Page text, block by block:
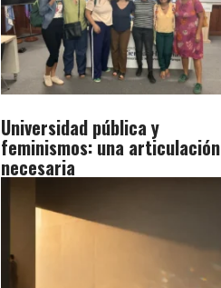
Universidad pública y
feminismos: una articulación
necesaria